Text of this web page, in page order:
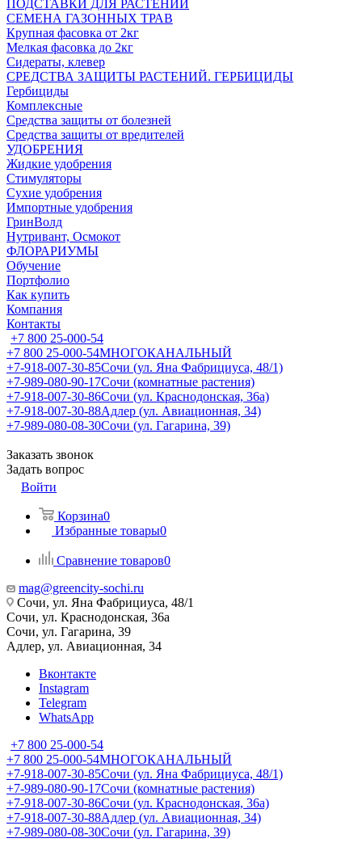
ПОДСТАВКИ ДЛЯ РАСТЕНИЙ
СЕМЕНА ГАЗОННЫХ ТРАВ
Крупная фасовка от 2кг
Мелкая фасовка до 2кг
Сидераты, клевер
СРЕДСТВА ЗАЩИТЫ РАСТЕНИЙ. ГЕРБИЦИДЫ
Гербициды
Комплексные
Средства защиты от болезней
Средства защиты от вредителей
УДОБРЕНИЯ
Жидкие удобрения
Стимуляторы
Сухие удобрения
Импортные удобрения
ГринВолд
Нутривант, Осмокот
ФЛОРАРИУМЫ
Обучение
Портфолио
Как купить
Компания
Контакты
+7 800 25-000-54
+7 800 25-000-54МНОГОКАНАЛЬНЫЙ
+7-918-007-30-85Сочи (ул. Яна Фабрициуса, 48/1)
+7-989-080-90-17Сочи (комнатные растения)
+7-918-007-30-86Сочи (ул. Краснодонская, 36а)
+7-918-007-30-88Адлер (ул. Авиационная, 34)
+7-989-080-08-30Сочи (ул. Гагарина, 39)
Заказать звонок
Задать вопрос
Войти
Корзина0
Избранные товары0
Сравнение товаров0
mag@greencity-sochi.ru
Сочи, ул. Яна Фабрициуса, 48/1
Сочи, ул. Краснодонская, 36а
Сочи, ул. Гагарина, 39
Адлер, ул. Авиационная, 34
Вконтакте
Instagram
Telegram
WhatsApp
+7 800 25-000-54
+7 800 25-000-54МНОГОКАНАЛЬНЫЙ
+7-918-007-30-85Сочи (ул. Яна Фабрициуса, 48/1)
+7-989-080-90-17Сочи (комнатные растения)
+7-918-007-30-86Сочи (ул. Краснодонская, 36а)
+7-918-007-30-88Адлер (ул. Авиационная, 34)
+7-989-080-08-30Сочи (ул. Гагарина, 39)